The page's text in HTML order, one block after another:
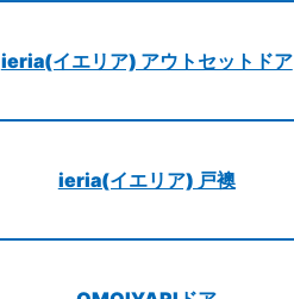
ieria(イエリア) アウトセットドア
ieria(イエリア) 戸襖